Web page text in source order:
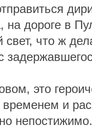
на дороге в
свет, что ж
это
временем и